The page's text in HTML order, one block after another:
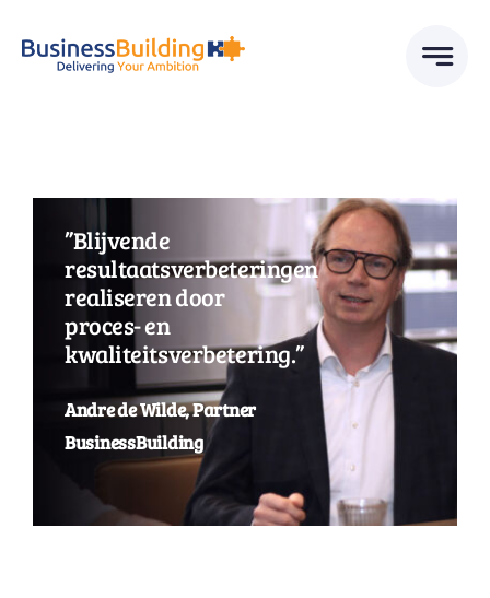
”Blijvende
resultaatsverbeteringen
realiseren door
proces- en
kwaliteitsverbetering.”
Andre de Wilde, Partner
BusinessBuilding